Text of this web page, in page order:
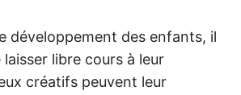
développement des enfants, il
libre cours à leur
créatifs peuvent leur